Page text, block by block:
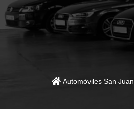
Automóviles San Juan